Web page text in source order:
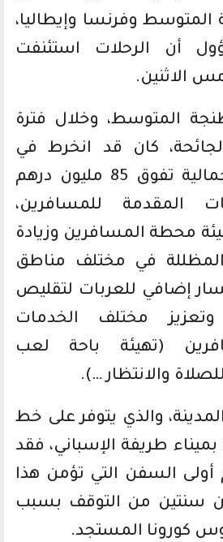
المتوسط وفرنسا وإيطاليا،
أن الرحلات استئنفت
الاثنين.
المتوسط، وخلال فترة
كان قد انخرط في
برامج بميزانية إجمالية تفوق 85 مليون درهم
المقدمة للمسافرين،
محطة المسافرين وزيادة
في مختلف مناطق
إضافي للعربات لتقليص
وتعزيز مختلف الخدمات
(تهيئة باحة لعب
والانتظار …).
والذي يتوفر على خط
طريفة الإسباني، فقد
السفن التي تؤمن هذا
سنتين من التوقف بسبب
كورونا المستجد.